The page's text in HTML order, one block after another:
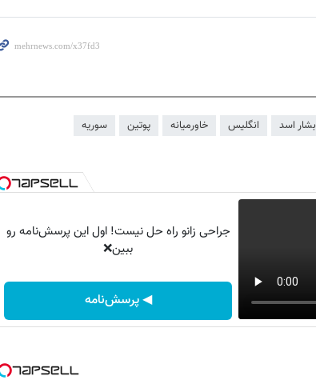
بشار اسد انگلیس خاورمیانه پوتین سوریه
جراحی زانو راه حل نیست! اول این پرسش‌نامه رو
ببین❌
◀ پرسش‌نامه